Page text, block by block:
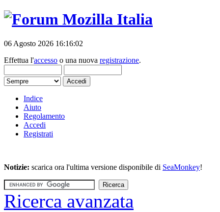
06 Agosto 2026 16:16:02
Effettua l'accesso o una nuova registrazione.
Indice
Aiuto
Regolamento
Accedi
Registrati
Notizie: scarica ora l'ultima versione disponibile di SeaMonkey!
Ricerca avanzata